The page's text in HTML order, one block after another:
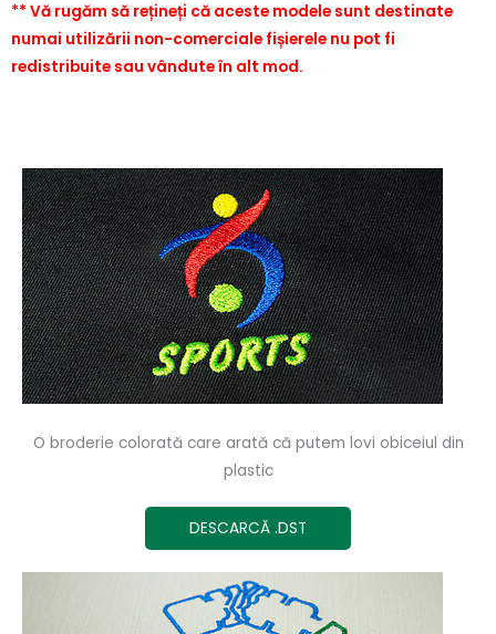
** Vă rugăm să rețineți că aceste modele sunt destinate
numai utilizării non-comerciale fișierele nu pot fi
redistribuite sau vândute în alt mod.
O broderie colorată care arată că putem lovi obiceiul din
plastic
DESCARCĂ .DST